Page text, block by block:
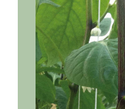
Om een
afvalstroom
touw
omhoog
uitval te
bio-